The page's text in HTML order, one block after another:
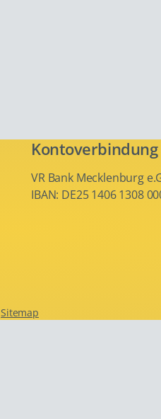
Kontoverbindung
VR Bank Mecklenburg
IBAN: DE25 1406 1308
überspringen
Sitemap